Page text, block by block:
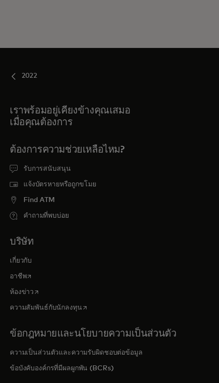
2022
เราพร้อมอยู่เคียงข้างคุณเสมอ
เมื่อคุณต้องการ
ต้องการความช่วยเหลือไหม?
รับการสนับสนุน
แจ้งบัตรหายหรือถูกขโมย
Find ATM
คำถามที่พบบ่อย
บริษัท
เกี่ยวกับ
อาชีพopens in a new tab
ห้องข่าว opens in a new tab
ความสัมพันธ์กับนักลงทุน opens in a new tab
ข้อกฎหมายและนโยบายความเป็นส่วนตัว
ความเป็นส่วนตัวและความรับผิดชอบต่อข้อมูล
ข้อบังคับองค์กรที่มีผลผูกพัน (BCRs)